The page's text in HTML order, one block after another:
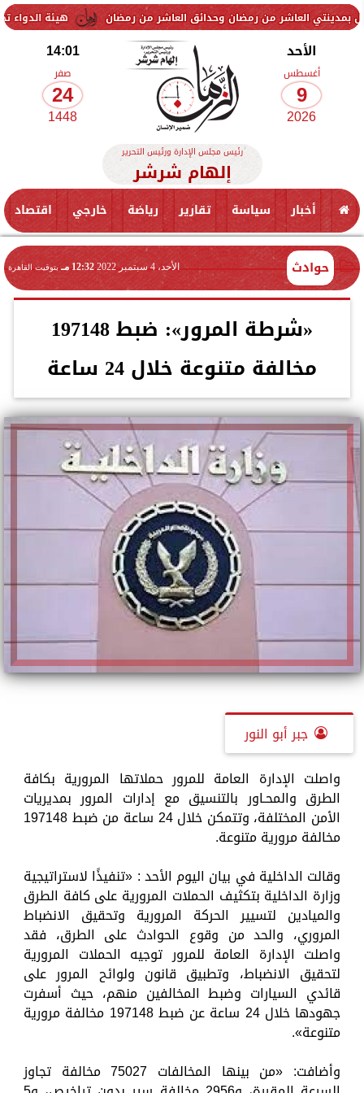
هيئة الدواء تحذر من من رمضان وحدائق العاشر من رمضان
الأحد
أغسطس
9
2026
14:01
صفر
24
1448
رئيس مجلس الإدارة ورئيس التحرير
إلهام شرشر
أخبار سياسة تقارير رياضة خارجي اقتصاد
حوادث الأحد، 4 سبتمبر 2022 12:32 مـ بتوقيت القاهرة
«شرطة المرور»: ضبط 197148
مخالفة متنوعة خلال 24 ساعة
جبر أبو النور
واصلت الإدارة العامة للمرور حملاتها المرورية بكافة
الطرق والمحـاور بالتنسيق مع إدارات المرور بمديريات
الأمن المختلفة، وتتمكن خلال 24 ساعة من ضبط 197148
مخالفة مرورية متنوعة.
وقالت الداخلية في بيان اليوم الأحد : «تنفيذًا لاستراتيجية
وزارة الداخلية بتكثيف الحملات المرورية على كافة الطرق
والميادين لتسيير الحركة المرورية وتحقيق الانضباط
المروري، والحد من وقوع الحوادث على الطرق، فقد
واصلت الإدارة العامة للمرور توجيه الحملات المرورية
لتحقيق الانضباط، وتطبيق قانون ولوائح المرور على
قائدي السيارات وضبط المخالفين منهم، حيث أسفرت
جهودها خلال 24 ساعة عن ضبط 197148 مخالفة مرورية
متنوعة».
وأضافت: «من بينها المخالفات 75027 مخالفة تجاوز